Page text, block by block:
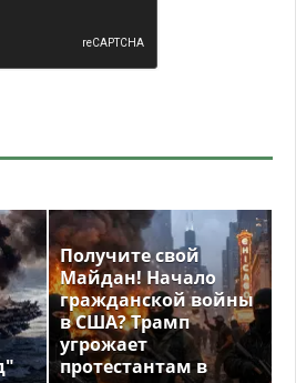
Получите свой
Майдан! Начало
гражданской войны
в США? Трамп
угрожает
протестантам в